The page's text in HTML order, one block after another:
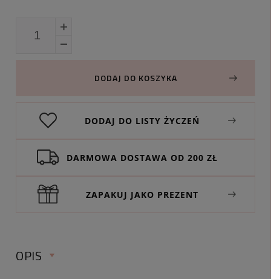
DODAJ DO KOSZYKA
DODAJ DO LISTY ŻYCZEŃ
DARMOWA DOSTAWA OD 200 ZŁ
ZAPAKUJ JAKO PREZENT
OPIS